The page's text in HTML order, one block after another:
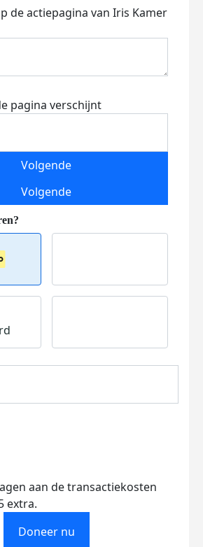
de actiepagina van Iris Kamer
pagina verschijnt
Volgende
Volgende
aan de transactiekosten
extra.
Doneer nu